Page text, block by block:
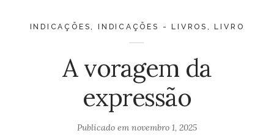
INDICAÇÕES INDICAÇÕES - LIVROS ,LIVRO
A voragem da
expressão
Publicado em novembro 1, 2025